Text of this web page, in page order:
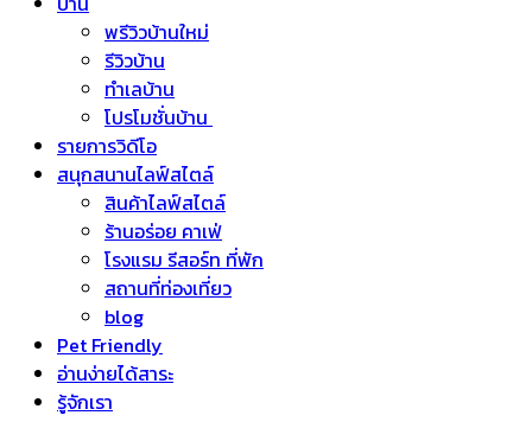
พรีวิวบ้านใหม่
รีวิวบ้าน
ทำเลบ้าน
โปรโมชั่นบ้าน
รายการวิดีโอ
สนุกสนานไลฟ์สไตล์
สินค้าไลฟ์สไตล์
ร้านอร่อย คาเฟ่
โรงแรม รีสอร์ท ที่พัก
สถานที่ท่องเที่ยว
blog
Pet Friendly
อ่านง่ายได้สาระ
รู้จักเรา